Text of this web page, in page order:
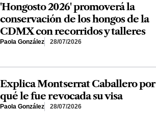
'Hongosto 2026' promoverá la
conservación de los hongos de la
CDMX con recorridos y talleres
Paola González 28/07/2026
Explica Montserrat Caballero por
qué le fue revocada su visa
Paola González 28/07/2026